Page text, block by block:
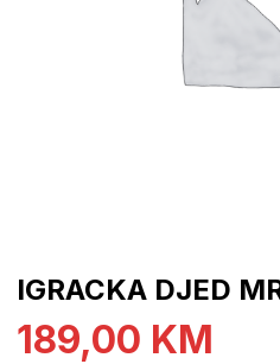
IGRACKA DJED
189,00 KM